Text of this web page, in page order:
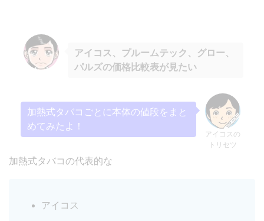
アイコス、プルームテック、グロー、
パルズの価格比較表が見たい
アイコスの
トリセツ
加熱式タバコごとに本体の値段をまと
めてみたよ！
加熱式タバコの代表的な
アイコス